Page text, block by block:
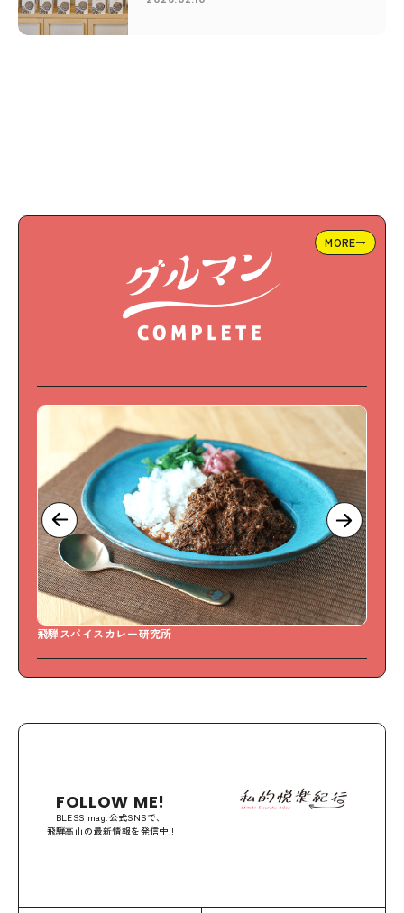
MORE→
飛騨スパイスカレー研究所
FOLLOW ME!
BLESS mag.公式SNSで、
飛騨高山の最新情報を発信中!!